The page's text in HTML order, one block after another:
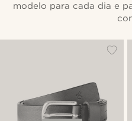
modelo para cada dia e